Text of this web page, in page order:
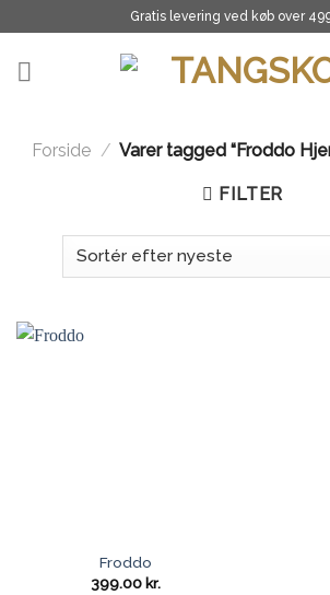
to
content
Gratis levering ved køb over
Forside / Varer tagged “Froddo
FILTER
Froddo
399.00kr.